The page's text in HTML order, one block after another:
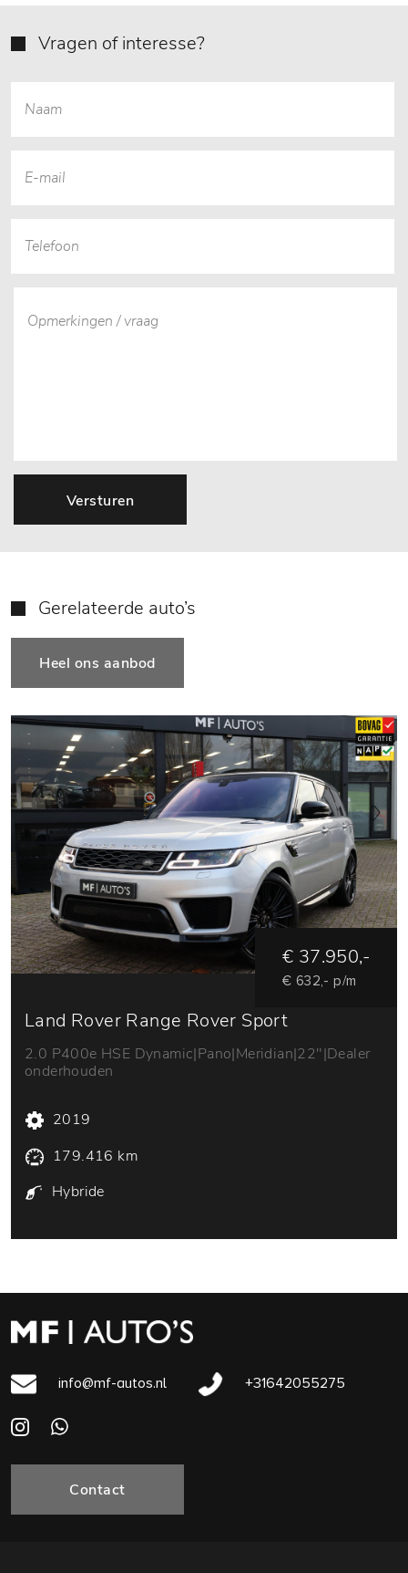
Vragen of interesse?
Versturen
Gerelateerde auto’s
Heel ons aanbod
€ 37.950,-
€ 632,- p/m
Land Rover Range Rover Sport
2.0 P400e HSE Dynamic|Pano|Meridian|22"|Dealer
onderhouden
2019
179.416 km
Hybride
info@mf-autos.nl +31642055275
Contact